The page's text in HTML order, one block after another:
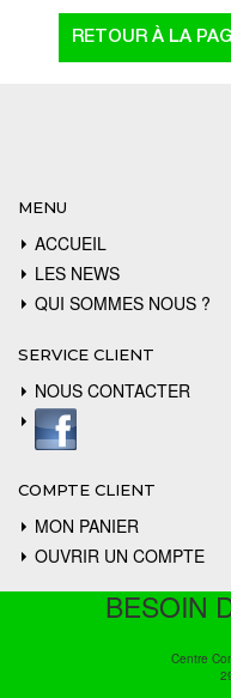
MENU
ACCUEIL
LES NEWS
QUI SOMMES NOUS ?
SERVICE CLIENT
NOUS CONTACTER
COMPTE CLIENT
MON PANIER
OUVRIR UN COMPTE
BESOIN
Centre